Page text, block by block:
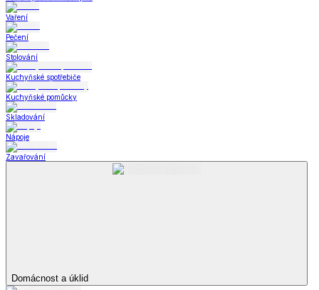
Vaření
Pečení
Stolování
Kuchyňské spotřebiče
Kuchyňské pomůcky
Skladování
Nápoje
Zavařování
Domácnost a úklid